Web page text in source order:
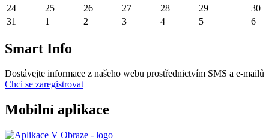
24 25 26 27 28 29
30
31
1 2 3 4 5 6
Smart Info
Dostávejte informace z našeho webu prostřednictvím SMS a e-mailů
Chci se zaregistrovat
Mobilní aplikace